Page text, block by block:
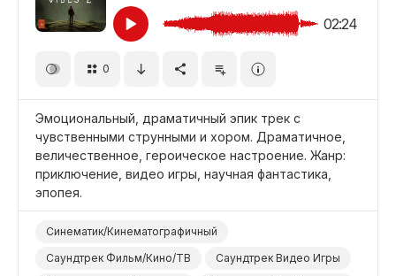
Вдохновляющий
Футуристичный
Абстрактный
Видеоблог
Фильм Приключение
Драма Фон/Окружение
02:24
0
Эмоциональный, драматичный эпик трек с
чувственными струнными и хором. Драматичное,
величественное, героическое настроение. Жанр:
приключение, видео игры, научная фантастика,
эпопея.
Синематик/Кинематографичный
Саундтрек Фильм/Кино/ТВ
Саундтрек Видео Игры